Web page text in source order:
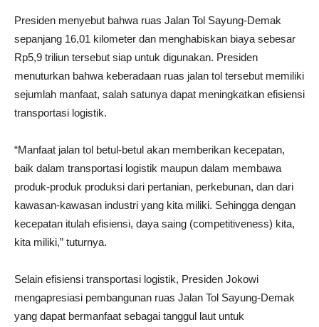
Presiden menyebut bahwa ruas Jalan Tol Sayung-Demak
sepanjang 16,01 kilometer dan menghabiskan biaya sebesar
Rp5,9 triliun tersebut siap untuk digunakan. Presiden
menuturkan bahwa keberadaan ruas jalan tol tersebut memiliki
sejumlah manfaat, salah satunya dapat meningkatkan efisiensi
transportasi logistik.
“Manfaat jalan tol betul-betul akan memberikan kecepatan,
baik dalam transportasi logistik maupun dalam membawa
produk-produk produksi dari pertanian, perkebunan, dan dari
kawasan-kawasan industri yang kita miliki. Sehingga dengan
kecepatan itulah efisiensi, daya saing (competitiveness) kita,
kita miliki,” tuturnya.
Selain efisiensi transportasi logistik, Presiden Jokowi
mengapresiasi pembangunan ruas Jalan Tol Sayung-Demak
yang dapat bermanfaat sebagai tanggul laut untuk